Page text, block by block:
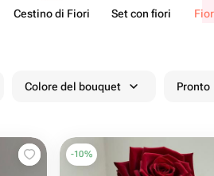
Cestino di Fiori Set con fiori
Colore del bouquet Pronto
-10%